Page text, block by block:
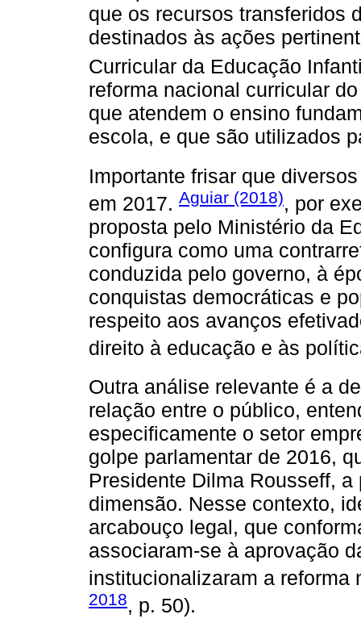
que os recursos transferidos
destinados às ações
Curricular da Educação
reforma nacional curricular
que atendem o ensino
escola, e que são utilizados
Importante frisar que
em 2017. Aguiar (2018), por
proposta pelo Ministério da
configura como uma
conduzida pelo governo, à
conquistas democráticas e
respeito aos avanços
direito à educação e às
Outra análise relevante é a
relação entre o público,
especificamente o setor
golpe parlamentar de 2016,
Presidente Dilma Rousseff,
dimensão. Nesse contexto,
arcabouço legal, que
associaram-se à aprovação
institucionalizaram a reforma
2018, p. 50).